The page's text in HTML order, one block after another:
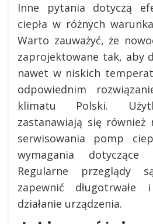
Inne pytania dotyczą
ciepła w różnych
Warto zauważyć, że
zaprojektowane tak, aby
nawet w niskich
odpowiednim
klimatu Polski.
zastanawiają się również
serwisowania pomp
wymagania dotyczące
Regularne przeglądy
zapewnić długotrwałe
działanie urządzenia.